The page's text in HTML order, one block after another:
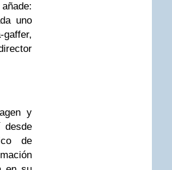
uno
y
desde
de